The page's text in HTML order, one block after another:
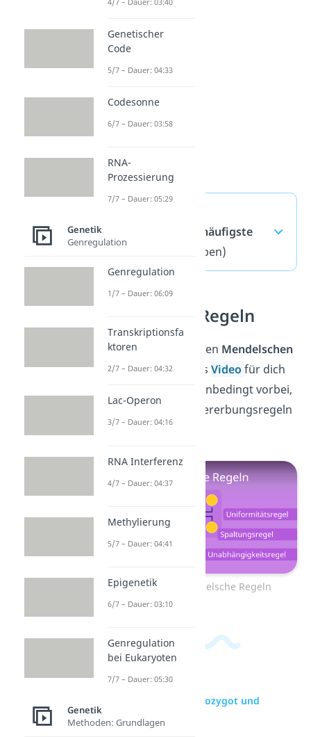
Heterozygot — häufigste
(ausklappen)
Mendelsche Regeln
Wir haben auch zu den Mendelschen
Regelnein separatesVideofür dich
vorbereitet! Schau unbedingt vorbei,
um mehr über die Vererbungsregeln
zu erfahren!
Zum Video: Mendelsche Regeln
zur Videoseite: Homozygot und
Genetischer
Code
5/7 – Dauer: 04:33
Codesonne
6/7 – Dauer: 03:58
RNA-
Prozessierung
7/7 – Dauer: 05:29
Genetik
Genregulation
Genregulation
1/7 – Dauer: 06:09
Transkriptionsfa
ktoren
2/7 – Dauer: 04:32
Lac-Operon
3/7 – Dauer: 04:16
RNA Interferenz
4/7 – Dauer: 04:37
Methylierung
5/7 – Dauer: 04:41
Epigenetik
6/7 – Dauer: 03:10
Genregulation
bei Eukaryoten
7/7 – Dauer: 05:30
Genetik
Methoden: Grundlagen